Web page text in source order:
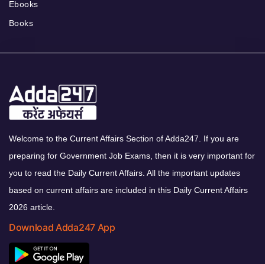
Ebooks
Books
Welcome to the Current Affairs Section of Adda247. If you are
preparing for Government Job Exams, then it is very important for
you to read the Daily Current Affairs. All the important updates
based on current affairs are included in this Daily Current Affairs
2026 article.
Download Adda247 App